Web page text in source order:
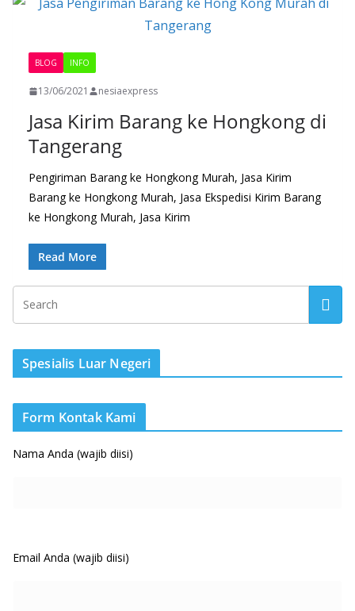
BLOG INFO
13/06/2021 nesiaexpress
Jasa Kirim Barang ke Hongkong di
Tangerang
Pengiriman Barang ke Hongkong Murah, Jasa Kirim
Barang ke Hongkong Murah, Jasa Ekspedisi Kirim Barang
ke Hongkong Murah, Jasa Kirim
Read More
Spesialis Luar Negeri
Form Kontak Kami
Nama Anda (wajib diisi)
Email Anda (wajib diisi)